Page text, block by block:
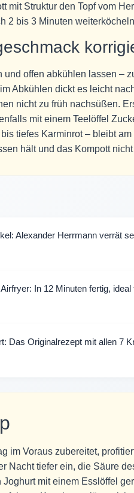
mit Struktur den Topf vom
2 bis 3 Minuten
und offen abkühlen lassen –
Abkühlen dickt es leicht
nicht zu früh nachsüßen.
mit einem Teelöffel
tiefes Karminrot – bleibt
hält und das Kompott
Alexander Herrmann verrät
In 12 Minuten fertig, ideal
Das Originalrezept mit allen 7
im Voraus zubereitet,
Nacht tiefer ein, die Säure
mit einem Esslöffel